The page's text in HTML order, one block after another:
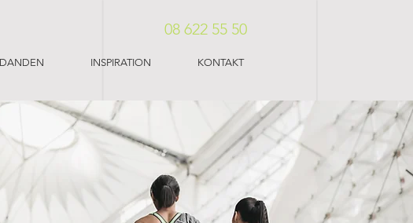
08 622 55 50
INSPIRATION KONTAKT